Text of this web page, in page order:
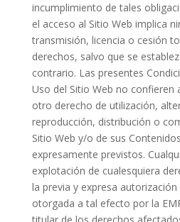
incumplimiento de tales
el acceso al Sitio Web implica
transmisión, licencia o cesión
derechos, salvo que se
contrario. Las presentes
Uso del Sitio Web no confieren
otro derecho de utilización,
reproducción, distribución o
Sitio Web y/o de sus
expresamente previstos.
explotación de cualesquiera
la previa y expresa
otorgada a tal efecto por la